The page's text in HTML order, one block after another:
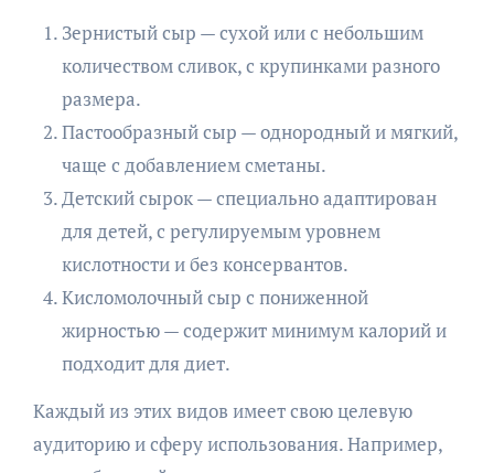
Зернистый сыр — сухой или с небольшим
количеством сливок, с крупинками разного
размера.
Пастообразный сыр — однородный и мягкий,
чаще с добавлением сметаны.
Детский сырок — специально адаптирован
для детей, с регулируемым уровнем
кислотности и без консервантов.
Кисломолочный сыр с пониженной
жирностью — содержит минимум калорий и
подходит для диет.
Каждый из этих видов имеет свою целевую
аудиторию и сферу использования. Например,